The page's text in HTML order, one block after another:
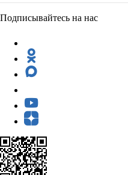
Подписывайтесь на нас